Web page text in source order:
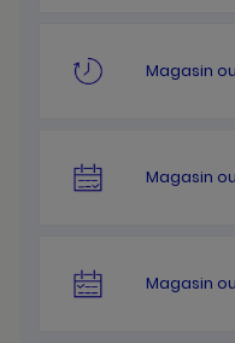
Magasin
Magasin
Magasin